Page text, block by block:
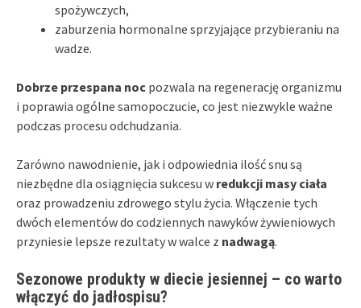
spożywczych,
zaburzenia hormonalne sprzyjające przybieraniu na
wadze.
Dobrze przespana noc pozwala na regenerację organizmu
i poprawia ogólne samopoczucie, co jest niezwykle ważne
podczas procesu odchudzania.
Zarówno nawodnienie, jak i odpowiednia ilość snu są
niezbędne dla osiągnięcia sukcesu w redukcji masy ciała
oraz prowadzeniu zdrowego stylu życia. Włączenie tych
dwóch elementów do codziennych nawyków żywieniowych
przyniesie lepsze rezultaty w walce z nadwagą.
Sezonowe produkty w diecie jesiennej – co warto
włączyć do jadłospisu?